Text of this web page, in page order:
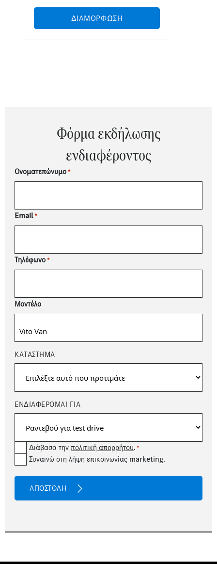
ΔΙΑΜΟΡΦΩΣΗ
Φόρμα εκδήλωσης
ενδιαφέροντος
Ονοματεπώνυμο*
Email*
Τηλέφωνο*
Μοντέλο
ΚΑΤΆΣΤΗΜΑ
ΕΝΔΙΑΦΕΡΟΜΑΙ ΓΙΑ
Consent
Διάβασα τηνπολιτική απορρήτου.*
newsetter
Συναινώ στη λήψη επικοινωνίας marketing.